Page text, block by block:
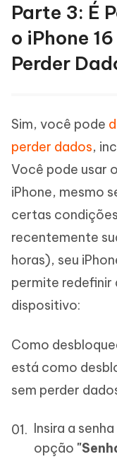
Parte 3: É
o iPhone
Perder
Sim, você pode
perder dados,
Você pode usar
iPhone, mesmo
certas
recentemente
horas), seu
permite redefinir
dispositivo:
Como
está como
sem perder
Insira a
opção